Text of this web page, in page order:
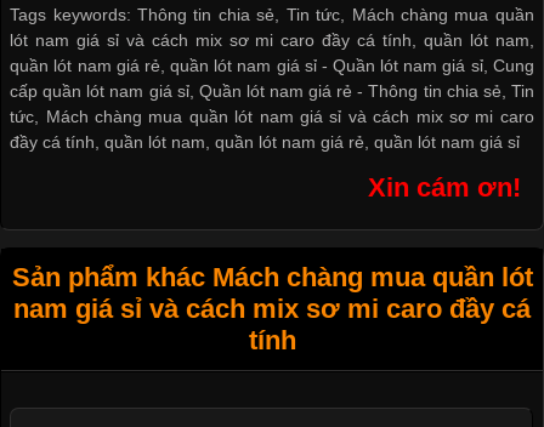
Tags keywords: Thông tin chia sẻ, Tin tức, Mách chàng mua quần
lót nam giá sỉ và cách mix sơ mi caro đầy cá tính, quần lót nam,
quần lót nam giá rẻ, quần lót nam giá sỉ - Quần lót nam giá sỉ, Cung
cấp quần lót nam giá sỉ, Quần lót nam giá rẻ -Thông tin chia sẻ Tin
tức
Mách chàng mua quần lót nam giá sỉ và cách mix sơ mi caro
đầy cá tính ,quần lót nam ,quần lót nam giá rẻ ,quần lót nam giá sỉ
Xin cám ơn!
Sản phẩm khác Mách chàng mua quần lót
nam giá sỉ và cách mix sơ mi caro đầy cá
tính